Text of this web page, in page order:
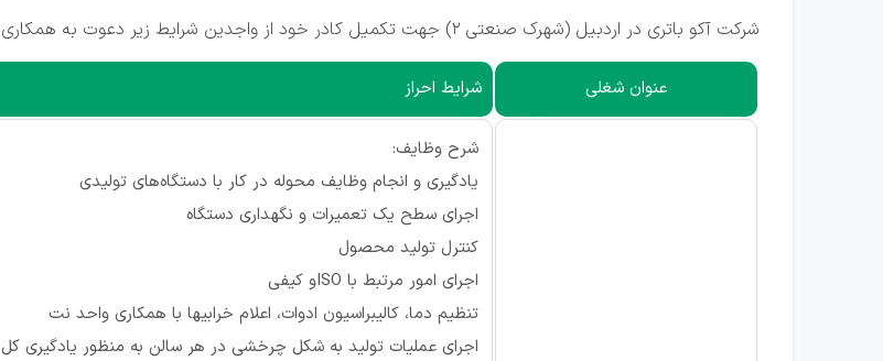
شرکت آکو باتری در اردبیل (شهرک صنعتی ۲) جهت تکمیل کادر خود از واجدین شرایط زیر دعوت به همکاری می نماید.
عنوان شغلی شرایط احراز
شرح وظایف:
یادگیری و انجام وظایف محوله در کار با دستگاه‌های تولیدی
اجرای سطح یک تعمیرات و نگهداری دستگاه
کنترل تولید محصول
اجرای امور مرتبط با ISOو کیفی
تنظیم دما، کالیبراسیون ادوات، اعلام خرابیها با همکاری واحد نت
اجرای عملیات تولید به شکل چرخشی در هر سالن به منظور یادگیری کل